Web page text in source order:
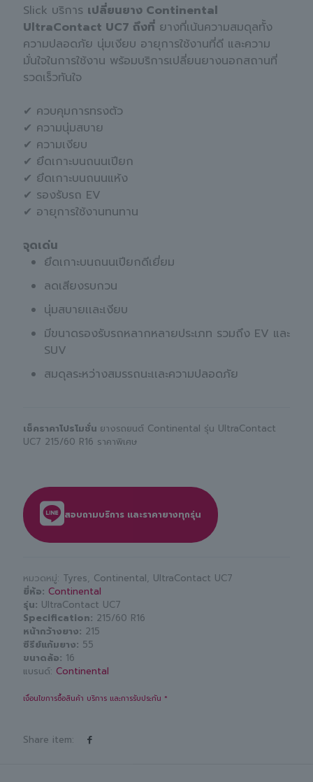
Slick บริการ เปลี่ยนยาง Continental
UltraContact UC7 ถึงที่ ยางที่เน้นความสมดุลทั้ง
ความปลอดภัย นุ่มเงียบ อายุการใช้งานที่ดี และความ
มั่นใจในการใช้งาน พร้อมบริการเปลี่ยนยางนอกสถานที่
รวดเร็วทันใจ
✔ ควบคุมการทรงตัว
✔ ความนุ่มสบาย
✔ ความเงียบ
✔ ยึดเกาะบนถนนเปียก
✔ ยึดเกาะบนถนนแห้ง
✔ รองรับรถ EV
✔ อายุการใช้งานทนทาน
จุดเด่น
ยึดเกาะบนถนนเปียกดีเยี่ยม
ลดเสียงรบกวน
นุ่มสบายเเละเงียบ
มีขนาดรองรับรถหลากหลายประเภท รวมถึง EV และ
SUV
สมดุลระหว่างสมรรถนะเเละความปลอดภัย
เช็คราคาโปรโมชั่น ยางรถยนต์ Continental รุ่น UltraContact
UC7 215/60 R16 ราคาพิเศษ
สอบถามบริการ และราคายางทุกรุ่น
หมวดหมู่: Tyres, Continental, UltraContact UC7
ยี่ห้อ Continental
รุ่น UltraContact UC7
Specification 215/60 R16
หน้ากว้างยาง 215
ซีรีย์แก้มยาง 55
ขนาดล้อ 16
แบรนด์: Continental
เงื่อนไขการซื้อสินค้า บริการ และการรับประกัน *
Share item: